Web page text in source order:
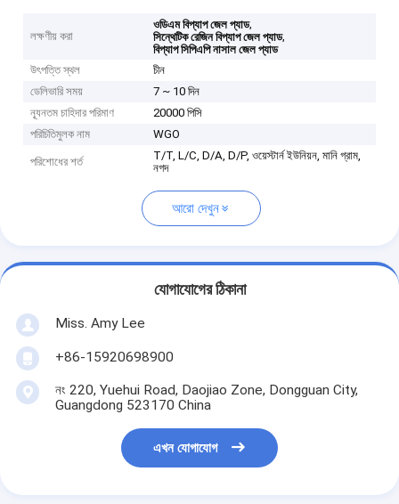
লক্ষণীয় করা
ওডিএম বিপ্যাপ জেল প্যাড,
সিন্থেটিক রেজিন বিপ্যাপ জেল প্যাড,
বিপ্যাপ সিপিএপি নাসাল জেল প্যাড
উৎপত্তি স্থল
চীন
ডেলিভারি সময়
7 ~ 10 দিন
ন্যূনতম চাহিদার পরিমাণ
20000 পিসি
পরিচিতিমুলক নাম
WGO
পরিশোধের শর্ত
T/T, L/C, D/A, D/P, ওয়েস্টার্ন ইউনিয়ন, মানি গ্রাম,
নগদ
আরো দেখুন
যোগাযোগের ঠিকানা
Miss. Amy Lee
+86-15920698900
নং 220, Yuehui Road, Daojiao Zone, Dongguan City,
Guangdong 523170 China
এখন যোগাযোগ